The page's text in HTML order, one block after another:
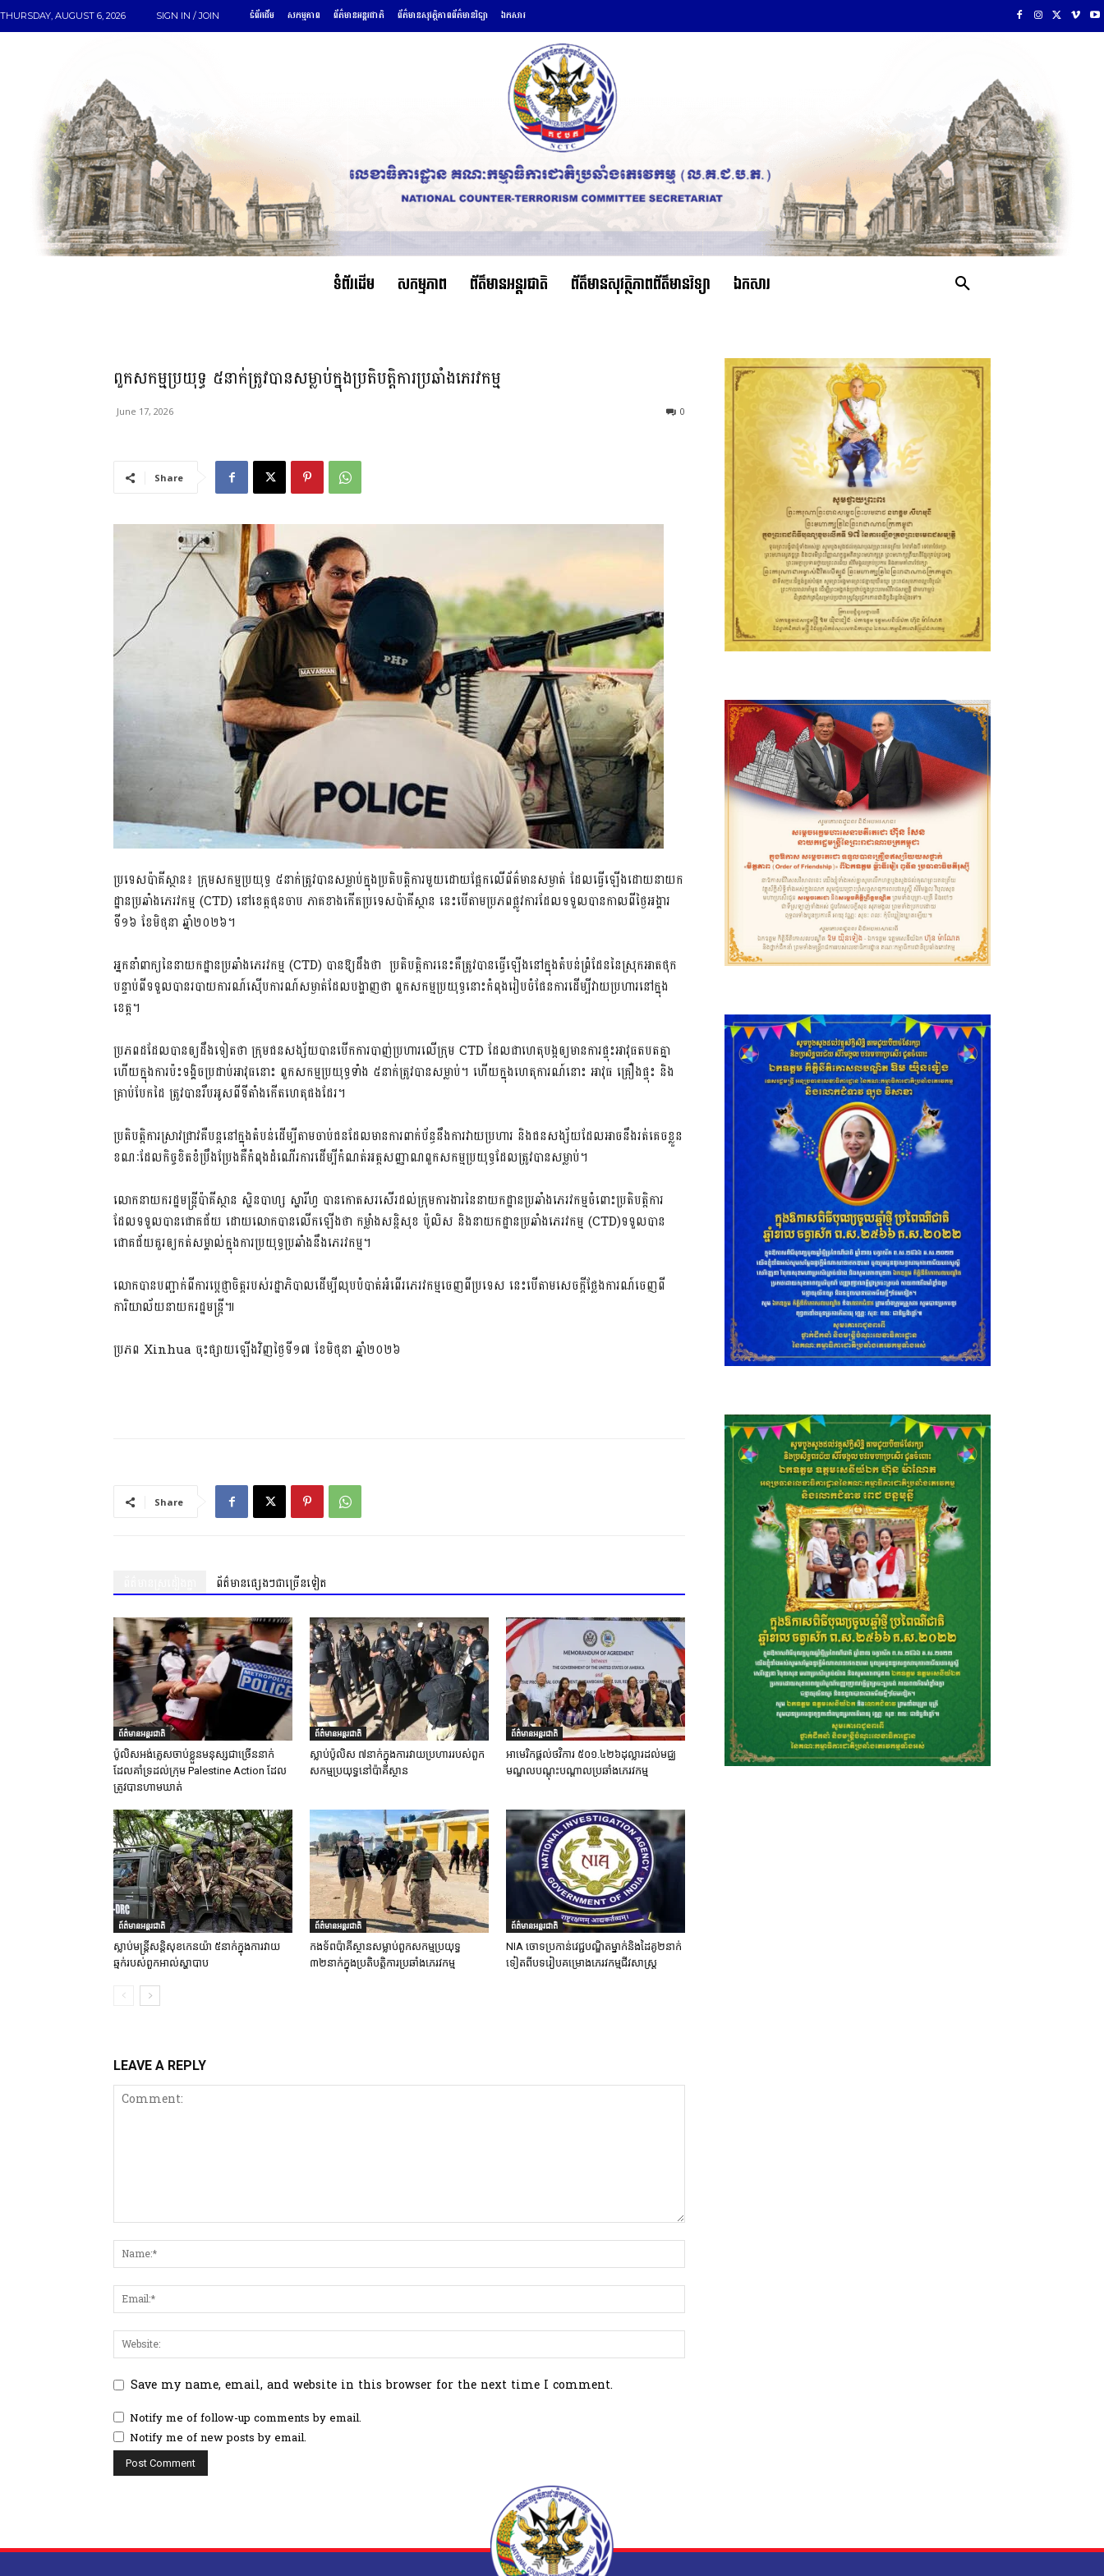
THURSDAY, AUGUST 6, 2026 SIGN IN / JOIN ទំព័រដើម សកម្មភាព ព័ត៌មានអន្តរជាតិ ព័ត៌មានសុវត្ថិភាពព័ត៌មានវិទ្យា ឯកសារ
ទំព័រដើម សកម្មភាព ព័ត៌មានអន្តរជាតិ ព័ត៌មានសុវត្ថិភាពព័ត៌មានវិទ្យា ឯកសារ
ពួកសកម្មប្រយុទ្ធ ៥នាក់ត្រូវបានសម្លាប់ក្នុងប្រតិបត្តិការប្រឆាំងភេរវកម្ម
June 17, 2026 0
Share
ប្រទេសប៉ាគីស្ថាន៖ ក្រុមសកម្មប្រយុទ្ធ ៥នាក់ត្រូវបានសម្លាប់ក្នុងប្រតិបត្តិការមួយដោយផ្អែកលើព័ត៌មានសម្ងាត់ ដែលធ្វើឡើងដោយនាយក
ដ្ឋានប្រឆាំងភេរវកម្ម (CTD) នៅខេត្តផុនចាប ភាគខាងកើតប្រទេសប៉ាគីស្ថាន នេះបើតាមប្រភពផ្លូវការដែលទទួលបានកាលពីថ្ងៃអង្គារ
ទី១៦ ខែមិថុនា ឆ្នាំ២០២៦។
អ្នកនាំពាក្យនៃនាយកដ្ឋានប្រឆាំងភេរវកម្ម (CTD) បានឱ្យដឹងថា ប្រតិបត្តិការនេះគឺត្រូវបានធ្វើឡើងនៅក្នុងតំបន់ព្រំដែននៃស្រុកអាតថុក
បន្ទាប់ពីទទួលបានរបាយការណ៍ស៊ើបការណ៍សម្ងាត់ដែលបង្ហាញថា ពួកសកម្មប្រយុទ្ធនោះកំពុងរៀបចំផែនការដើម្បីវាយប្រហារនៅក្នុង
ខេត្ត។
ប្រភពដដែលបានឲ្យដឹងទៀតថា ក្រុមជនសង្ស័យបានបើកការបាញ់ប្រហារលើក្រុម CTD ដែលជាហេតុបង្កឲ្យមានការផ្ទុះអាវុធតបតគ្នា
ហើយក្នុងការប៉ះទង្គិចប្រដាប់អាវុធនោះ ពួកសកម្មប្រយុទ្ធទាំង ៥នាក់ត្រូវបានសម្លាប់។ ហើយក្នុងហេតុការណ៍នោះ អាវុធ គ្រឿងផ្ទុះ និង
គ្រាប់បែកដៃ ត្រូវបានរឹបអូសពីទីតាំងកើតហេតុផងដែរ។
ប្រតិបត្តិការស្រាវជ្រាវគឺបន្តនៅក្នុងតំបន់ដើម្បីតាមចាប់ជនដែលមានការពាក់ប័ន្ធនឹងការវាយប្រហារ និងជនសង្ស័យដែលអាចនឹងរត់គេចខ្លួន
ខណៈដែលកិច្ចខិតខំប្រឹងប្រែងគឺកំពុងដំណើរការដើម្បីកំណត់អត្តសញ្ញាណពួកសកម្មប្រយុទ្ធដែលត្រូវបានសម្លាប់។
លោកនាយករដ្ឋមន្ត្រីប៉ាគីស្ថាន ស្ហិនបាហ្ស ស្ហារីហ្វ បានកោតសរសើរដល់ក្រុមការងារនៃនាយកដ្ឋានប្រឆាំងភេរវកម្មចំពោះប្រតិបត្តិការ
ដែលទទួលបានជោគជ័យ ដោយលោកបានលើកឡើងថា កម្លាំងសន្តិសុខ ប៉ូលិស និងនាយកដ្ឋានប្រឆាំងភេរវកម្ម (CTD)ទទួលបាន
ជោគជ័យគួរឲ្យកត់សម្គាល់ក្នុងការប្រយុទ្ធប្រឆាំងនឹងភេរវកម្ម។
លោកបានបញ្ជាក់ពីការប្តេជ្ញាចិត្តរបស់រដ្ឋាភិបាលដើម្បីលុបបំបាត់អំពើរភេរវកម្មចេញពីប្រទេស នេះបើតាមសេចក្តីថ្លែងការណ៍ចេញពី
ការិយាល័យនាយករដ្ឋមន្ត្រី៕
ប្រភព Xinhua ចុះផ្សាយឡើងវិញថ្ងៃទី១៧ ខែមិថុនា ឆ្នាំ២០២៦
Share
ព័ត៌មានផ្សេងៗជាច្រើនទៀត
ព័ត៌មានអន្តរជាតិ
ប៉ូលិសអង់គ្លេសចាប់ខ្លួនមនុស្សជាច្រើននាក់
ដែលគាំទ្រដល់ក្រុម Palestine Action ដែល
ត្រូវបានហាមឃាត់
ព័ត៌មានអន្តរជាតិ
ស្លាប់ប៉ូលិស ៧នាក់ក្នុងការវាយប្រហាររបស់ពួក
សកម្មប្រយុទ្ធនៅប៉ាគីស្ថាន
ព័ត៌មានអន្តរជាតិ
អាមេរិកផ្តល់ថវិការ ៥០១.៤២៦ដុល្លារដល់មជ្ឈ
មណ្ឌលបណ្តុះបណ្តាលប្រឆាំងភេរវកម្ម
ព័ត៌មានអន្តរជាតិ
ស្លាប់មន្ត្រីសន្តិសុខកេនយ៉ា ៥នាក់ក្នុងការវាយ
ឆ្មក់របស់ពួកអាល់ស្ហាបាប
ព័ត៌មានអន្តរជាតិ
កងទ័ពប៉ាគីស្ថានសម្លាប់ពួកសកម្មប្រយុទ្ធ
៣២នាក់ក្នុងប្រតិបត្តិការប្រឆាំងភេរវកម្ម
ព័ត៌មានអន្តរជាតិ
NIA ចោទប្រកាន់វេជ្ជបណ្ឌិតម្នាក់និងដៃគូ២នាក់
ទៀតពីបទរៀបគម្រោងភេរវកម្មជីវសាស្ត្រ
LEAVE A REPLY
Save my name, email, and website in this browser for the next time I comment.
Notify me of follow-up comments by email.
Notify me of new posts by email.